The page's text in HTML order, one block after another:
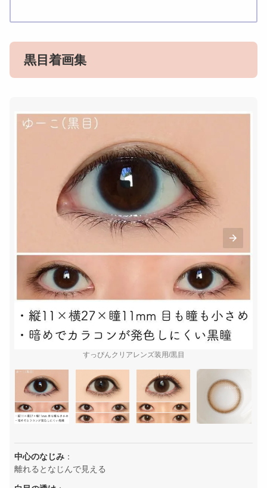
黒目着画集
すっぴんクリアレンズ装用/黒目
中心のなじみ ：
離れるとなじんで見える